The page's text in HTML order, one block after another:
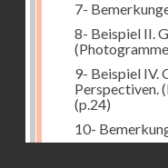
7-
8- Beispiel II.
9- Beispiel IV.
Perspectiven.
(p.24)
10-